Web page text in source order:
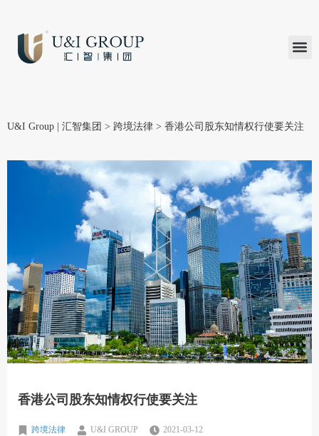
U&I Group | 汇智集团 > 跨境法律 > 香港公司股东知情权行使要关注
香港公司股东知情权行使要关注
跨境法律 U&I GROUP 2021-03-12